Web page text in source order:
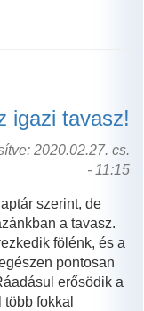
igazi tavasz!
2020.02.27. cs.
- 11:15
szerint, de
a tavasz.
fölénk, és a
pontosan
erősödik a
fokkal